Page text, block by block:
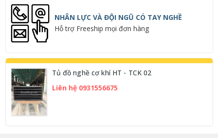
NHÂN LỰC VÀ ĐỘI NGŨ CÓ TAY NGHỀ
Hỗ trợ Freeship mọi đơn hàng
Tủ đồ nghề cơ khí HT - TCK 02
Liên hệ 0931556675